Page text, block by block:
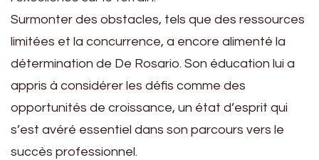
Surmonter des obstacles, tels que des ressources
limitées et la concurrence, a encore alimenté la
détermination de De Rosario. Son éducation lui a
appris à considérer les défis comme des
opportunités de croissance, un état d’esprit qui
s’est avéré essentiel dans son parcours vers le
succès professionnel.